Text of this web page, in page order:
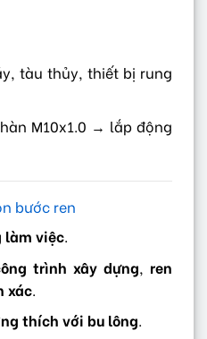
tàu thủy, thiết bị rung
M10x1.0 → lắp động
bước ren
làm việc.
trình xây dựng, ren
xác.
thích với bu lông.